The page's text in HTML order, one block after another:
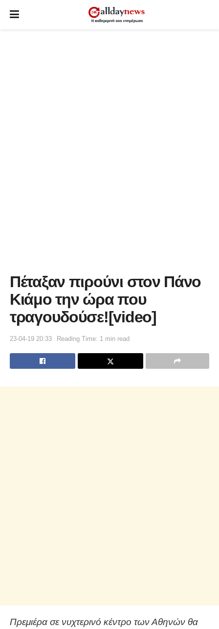
Πέταξαν πιρούνι στον Πάνο
Κιάμο την ώρα που
τραγουδούσε![video]
23-04-19 20:33 Reading Time: 1 min read
Πρεμιέρα σε νυχτερινό κέντρο των Αθηνών θα